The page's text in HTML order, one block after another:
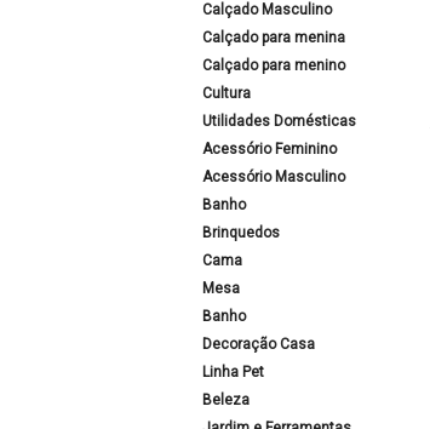
Calçado Masculino
Calçado para menina
Calçado para menino
Cultura
Utilidades Domésticas
Acessório Feminino
Acessório Masculino
Banho
Brinquedos
Cama
Mesa
Banho
Decoração Casa
Linha Pet
Beleza